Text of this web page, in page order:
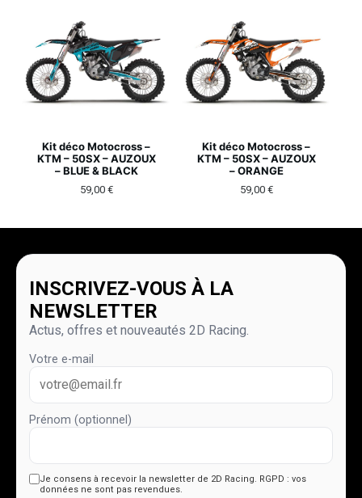
Kit déco Motocross –
KTM – 50SX – AUZOUX
– BLUE & BLACK
59,00 €
Kit déco Motocross –
KTM – 50SX – AUZOUX
– ORANGE
59,00 €
INSCRIVEZ-VOUS À LA
NEWSLETTER
Actus, offres et nouveautés 2D Racing.
Votre e-mail
Prénom (optionnel)
Je consens à recevoir la newsletter de 2D Racing. RGPD : vos
données ne sont pas revendues.